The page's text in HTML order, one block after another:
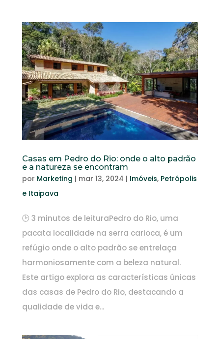
Casas em Pedro do Rio: onde o alto padrão
e a natureza se encontram
por Marketing | mar 13, 2024 | Imóveis, Petrópolis
e Itaipava
🕑 3 minutos de leituraPedro do Rio, uma
pacata localidade na serra carioca, é um
refúgio onde o alto padrão se entrelaça
harmoniosamente com a beleza natural.
Este artigo explora as características únicas
das casas de Pedro do Rio, destacando a
qualidade de vida e...